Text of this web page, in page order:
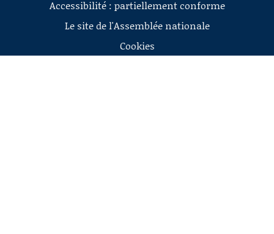
Accessibilité : partiellement conforme
Le site de l'Assemblée nationale
Cookies